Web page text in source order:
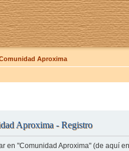
Aproxima
Aproxima - Registro
en "Comunidad Aproxima" (de aquí